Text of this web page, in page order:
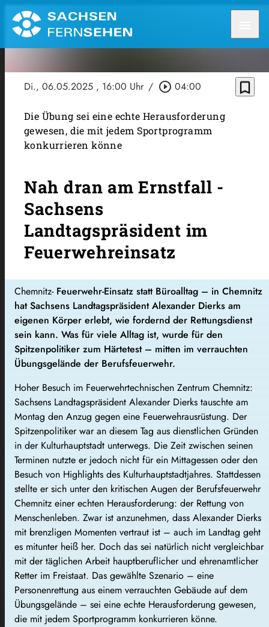
Di., 06.05.2025 , 16:00 Uhr / play_circle_outline 04:00 bookmark_border
Die Übung sei eine echte Herausforderung
gewesen, die mit jedem Sportprogramm
konkurrieren könne
Nah dran am Ernstfall -
Sachsens
Landtagspräsident im
Feuerwehreinsatz
Chemnitz- Feuerwehr-Einsatz statt Büroalltag – in Chemnitz
hat Sachsens Landtagspräsident Alexander Dierks am
eigenen Körper erlebt, wie fordernd der Rettungsdienst
sein kann. Was für viele Alltag ist, wurde für den
Spitzenpolitiker zum Härtetest – mitten im verrauchten
Übungsgelände der Berufsfeuerwehr.
Hoher Besuch im Feuerwehrtechnischen Zentrum Chemnitz:
Sachsens Landtagspräsident Alexander Dierks tauschte am
Montag den Anzug gegen eine Feuerwehrausrüstung. Der
Spitzenpolitiker war an diesem Tag aus dienstlichen Gründen
in der Kulturhauptstadt unterwegs. Die Zeit zwischen seinen
Terminen nutzte er jedoch nicht für ein Mittagessen oder den
Besuch von Highlights des Kulturhauptstadtjahres. Stattdessen
stellte er sich unter den kritischen Augen der Berufsfeuerwehr
Chemnitz einer echten Herausforderung: der Rettung von
Menschenleben. Zwar ist anzunehmen, dass Alexander Dierks
mit brenzligen Momenten vertraut ist – auch im Landtag geht
es mitunter heiß her. Doch das sei natürlich nicht vergleichbar
mit der täglichen Arbeit hauptberuflicher und ehrenamtlicher
Retter im Freistaat. Das gewählte Szenario – eine
Personenrettung aus einem verrauchten Gebäude auf dem
Übungsgelände – sei eine echte Herausforderung gewesen,
die mit jedem Sportprogramm konkurrieren könne.